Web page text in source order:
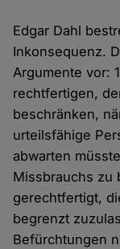
Edgar Dahl
Inkonsequenz.
Argumente vor:
rechtfertigen,
beschränken,
urteilsfähige
abwarten
Missbrauchs zu
gerechtfertigt,
begrenzt
Befürchtungen